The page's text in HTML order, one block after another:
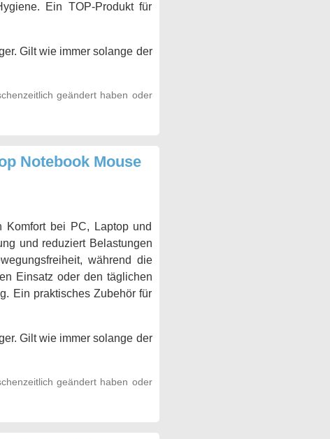
Ein TOP-Produkt für
Gilt wie immer solange der
geändert haben oder
Notebook Mouse
Komfort bei PC, Laptop und
und reduziert Belastungen
während die
Einsatz oder den täglichen
Ein praktisches Zubehör für
Gilt wie immer solange der
geändert haben oder